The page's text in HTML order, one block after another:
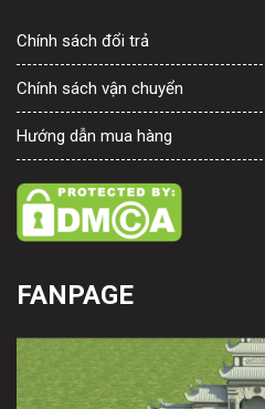
Chính sách đổi trả
Chính sách vận chuyển
Hướng dẫn mua hàng
FANPAGE